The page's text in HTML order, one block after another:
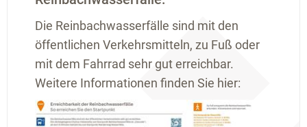
Die Reinbachwasserfälle sind mit den
öffentlichen Verkehrsmitteln, zu Fuß oder
mit dem Fahrrad sehr gut erreichbar.
Weitere Informationen finden Sie hier: